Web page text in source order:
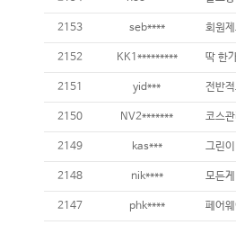
2153 seb****
2152 KK1*********
2151 yid***
2150 NV2*******
2149 kas***
2148 nik****
2147 phk****